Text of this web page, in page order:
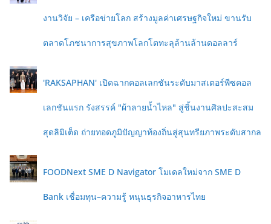
งานวิจัย – เครือข่ายโลก สร้างมูลค่าเศรษฐกิจใหม่ ขานรับ
ตลาดโภชนาการสุขภาพโลกโตทะลุล้านล้านดอลลาร์
'RAKSAPHAN' เปิดฉากคอลเลกชันระดับมาสเตอร์พีซคอล
เลกชันแรก รังสรรค์ "ผ้าลายน้ำไหล" สู่ชิ้นงานศิลปะสะสม
สุดลิมิเต็ด ถ่ายทอดภูมิปัญญาท้องถิ่นสู่สุนทรียภาพระดับสากล
FOODNext SME D Navigator โมเดลใหม่จาก SME D
Bank เชื่อมทุน–ความรู้ หนุนธุรกิจอาหารไทย